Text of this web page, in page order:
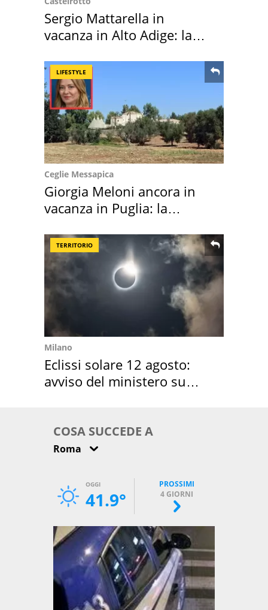
Sergio Mattarella in
vacanza in Alto Adige: la
LIFESTYLE
Ceglie Messapica
Giorgia Meloni ancora in
vacanza in Puglia: la
TERRITORIO
Milano
Eclissi solare 12 agosto:
avviso del ministero su